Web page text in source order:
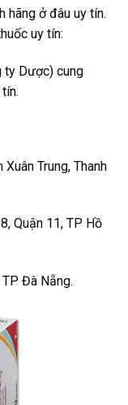
hãng ở đâu uy tín.
uy tín:
ty Dược) cung
Trung, Thanh
Quận 11, TP Hồ
Đà Nẵng.